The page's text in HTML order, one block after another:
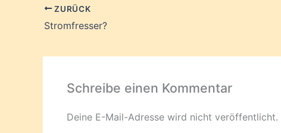
ZURÜCK
Stromfresser?
Schreibe einen Kommentar
Deine E-Mail-Adresse wird nicht veröffentlicht.